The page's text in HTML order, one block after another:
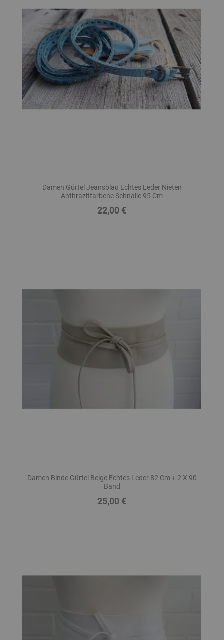
Damen Gürtel Jeansblau Echtes Leder Nieten
Anthrazitfarbene Schnalle 95 Cm
Preis
22,00 €
Damen Binde Gürtel Beige Echtes Leder 82 Cm + 2 X 90
Band
Preis
25,00 €